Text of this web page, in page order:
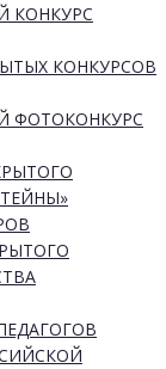
КОНКУРС
КОНКУРСОВ
ФОТОКОНКУРС